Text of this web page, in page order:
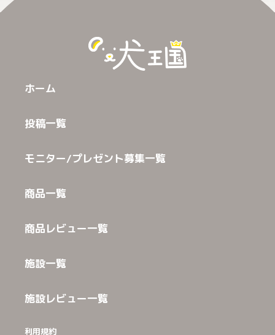
ホーム
投稿一覧
モニター/プレゼント募集一覧
商品一覧
商品レビュー一覧
施設一覧
施設レビュー一覧
利用規約